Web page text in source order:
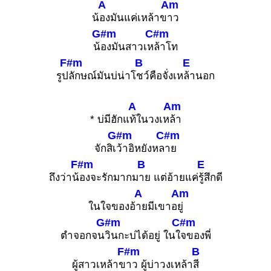
น้
A
องมันแค่เหล้าข
Am
าว
น้
G#m
องมันสาวเห
C#m
ล้าโท
รูป
F#m
ลักษณ์มันบ่น่าโ
B
ชว์คือจั่งเห
E
ล้านอก
* บ่มีฮักแ
A
ท้ในวงเห
Am
ล้า
จักสิเ
G#m
ว้าอิหยังหล
C#m
าย
ถึงว่าน้
F#m
องจะรักมากม
B
าย แต่อ้ายแค่
E
รู้สึกดี
ในใจของอ้
A
ายมีเขาอ
Am
ยู่
ตำจอกจน
G#m
วินกะบ่ได้อยู่ ในใ
C#m
จของพี่
ผู้สาวเหล้าข
F#m
าว ผู้บ่าวงเหล้า
B
สี